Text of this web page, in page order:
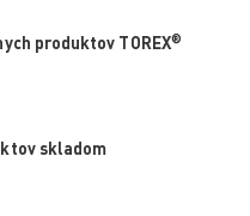
produktov TOREX®
skladom